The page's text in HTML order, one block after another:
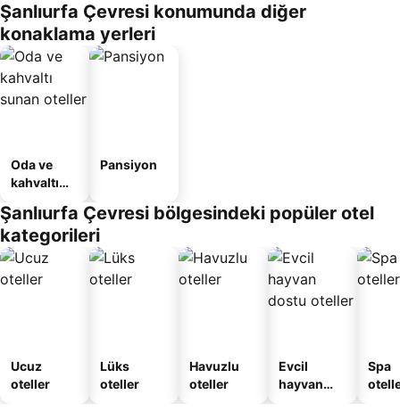
Şanlıurfa Çevresi konumunda diğer
konaklama yerleri
Oda ve
kahvaltı
oteller
Pansiyon
Şanlıurfa Çevresi bölgesindeki popüler otel
kategorileri
Ucuz
oteller
Lüks
oteller
Havuzlu
oteller
Evcil
hayvan
Spa